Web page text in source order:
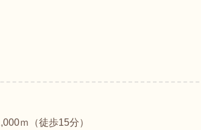
ｍ（徒歩15分）